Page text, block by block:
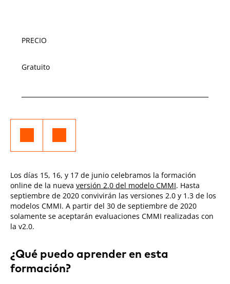
PRECIO
Gratuito
Los días 15, 16, y 17 de junio celebramos la formación
online de la nuevaversión 2.0 del modelo CMMI. Hasta
septiembre de 2020 convivirán las versiones 2.0 y 1.3 de los
modelos CMMI. A partir del 30 de septiembre de 2020
solamente se aceptarán evaluaciones CMMI realizadas con
la v2.0.
¿Qué puedo aprender en esta
formación?